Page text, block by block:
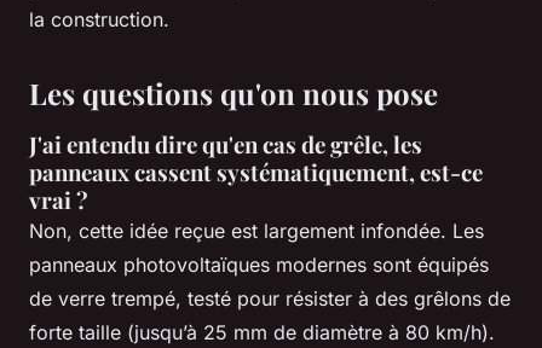
la construction.
Les questions qu'on nous pose
J'ai entendu dire qu'en cas de grêle, les
panneaux cassent systématiquement, est-ce
vrai ?
Non, cette idée reçue est largement infondée. Les
panneaux photovoltaïques modernes sont équipés
de verre trempé, testé pour résister à des grêlons de
forte taille (jusqu’à 25 mm de diamètre à 80 km/h).